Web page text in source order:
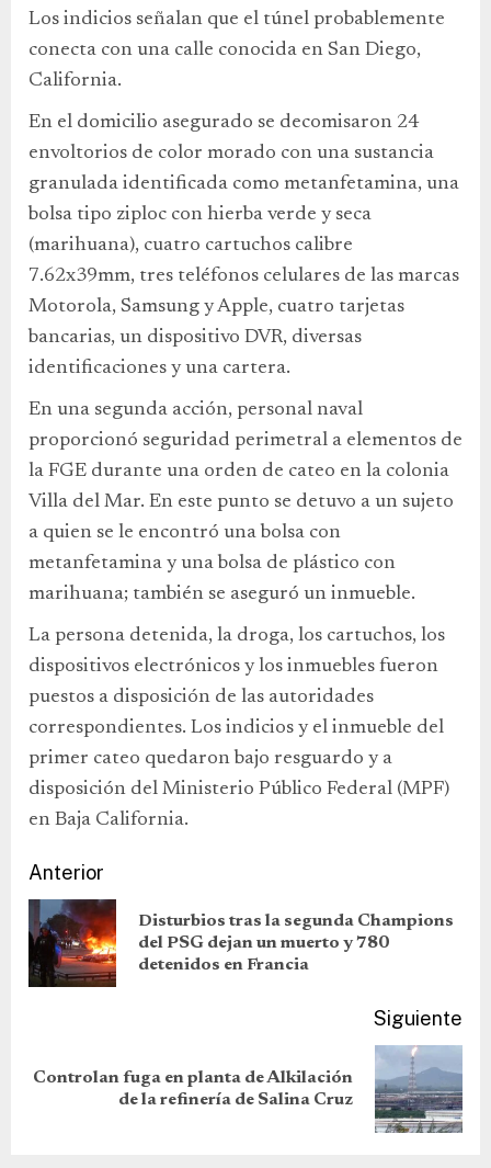
Los indicios señalan que el túnel probablemente
conecta con una calle conocida en San Diego,
California.
En el domicilio asegurado se decomisaron 24
envoltorios de color morado con una sustancia
granulada identificada como metanfetamina, una
bolsa tipo ziploc con hierba verde y seca
(marihuana), cuatro cartuchos calibre
7.62x39mm, tres teléfonos celulares de las marcas
Motorola, Samsung y Apple, cuatro tarjetas
bancarias, un dispositivo DVR, diversas
identificaciones y una cartera.
En una segunda acción, personal naval
proporcionó seguridad perimetral a elementos de
la FGE durante una orden de cateo en la colonia
Villa del Mar. En este punto se detuvo a un sujeto
a quien se le encontró una bolsa con
metanfetamina y una bolsa de plástico con
marihuana; también se aseguró un inmueble.
La persona detenida, la droga, los cartuchos, los
dispositivos electrónicos y los inmuebles fueron
puestos a disposición de las autoridades
correspondientes. Los indicios y el inmueble del
primer cateo quedaron bajo resguardo y a
disposición del Ministerio Público Federal (MPF)
en Baja California.
Anterior
Disturbios tras la segunda Champions
del PSG dejan un muerto y 780
detenidos en Francia
Siguiente
Controlan fuga en planta de Alkilación
de la refinería de Salina Cruz